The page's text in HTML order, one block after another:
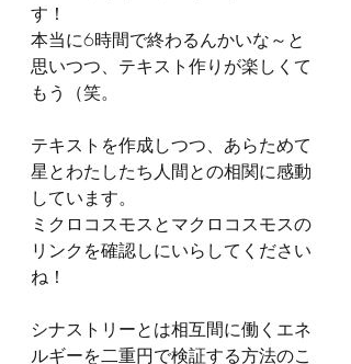
す！
本当に6時間で終わるんかいな～と
思いつつ、テキスト作りが楽しくて
もう（笑。
テキストを作成しつつ、あらためて
星とわたしたち人間との相関に感動
しています。
ミクロコスモスとマクロコスモスの
リンクを確認しにいらしてください
ね！
シナストリーとは相互間に働くエネ
ルギーを二重円で検証する方法のこ